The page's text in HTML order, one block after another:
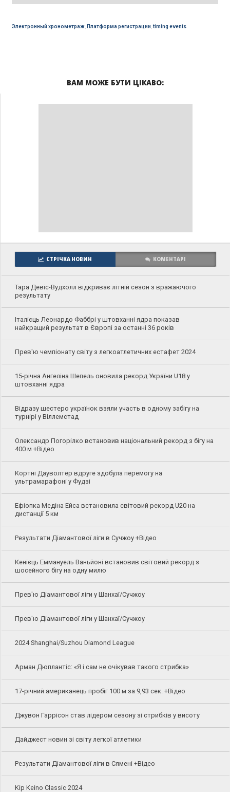
Электронный хронометраж, Платформа регистрации timing events
ВАМ МОЖЕ БУТИ ЦІКАВО:
СТРІЧКА НОВИН КОМЕНТАРІ
Тара Девіс-Вудхолл відкриває літній сезон з вражаючого
результату
Італієць Леонардо Фаббрі у штовханні ядра показав
найкращий результат в Європі за останні 36 років
Прев'ю чемпіонату світу з легкоатлетичних естафет 2024
15-річна Ангеліна Шепель оновила рекорд України U18 у
штовханні ядра
Відразу шестеро українок взяли участь в одному забігу на
турнірі у Віллемстад
Олександр Погорілко встановив національний рекорд з бігу на
400 м +Відео
Кортні Дауволтер вдруге здобула перемогу на
ультрамарафоні у Фудзі
Ефіопка Медіна Ейса встановила світовий рекорд U20 на
дистанції 5 км
Результати Діамантової ліги в Сучжоу +Відео
Кенієць Еммануель Ваньйоні встановив світовий рекорд з
шосейного бігу на одну милю
Прев'ю Діамантової ліги у Шанхаї/Сучжоу
Прев'ю Діамантової ліги у Шанхаї/Сучжоу
2024 Shanghai/Suzhou Diamond League
Арман Дюплантіс: «Я і сам не очікував такого стрибка»
17-річний американець пробіг 100 м за 9,93 сек. +Відео
Джувон Гаррісон став лідером сезону зі стрибків у висоту
Дайджест новин зі світу легкої атлетики
Результати Діамантової ліги в Сямені +Відео
Kip Keino Classic 2024